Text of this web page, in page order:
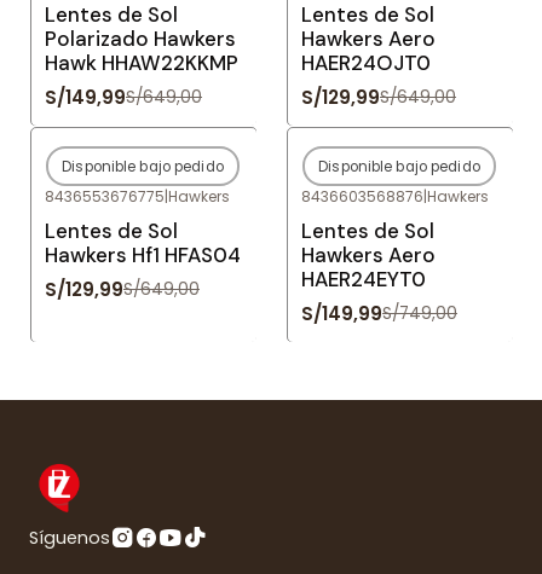
Lentes de Sol
Polarizado Hawkers
Hawk HHAW22KKMP
S/149,99S/649,00
Lentes de Sol
Hawkers Aero
HAER24OJT0
S/129,99S/649,00
-80%OFF
Agotado
Disponible bajo pedido
8436553676775|Hawkers
Lentes de Sol
Hawkers Hf1 HFAS04
S/129,99S/649,00
-80%OFF
Agotado
Disponible bajo pedido
8436603568876|Hawkers
Lentes de Sol
Hawkers Aero
HAER24EYT0
S/149,99S/749,00
Síguenos